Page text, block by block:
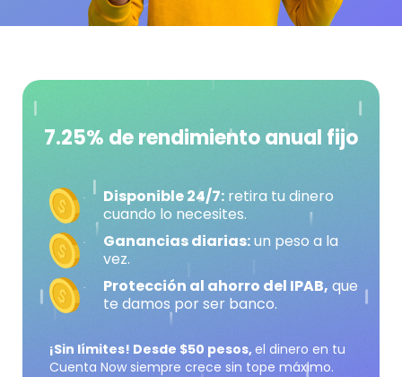
7.25% de rendimiento anual fijo
Disponible 24/7: retira tu dinero
cuando lo necesites.
Ganancias diarias:un peso a la
vez.
Protección al ahorro del IPAB, que
te damos por ser banco.
¡Sin límites! Desde $50 pesos,el dinero en tu
Cuenta Now siempre crece sin tope máximo.